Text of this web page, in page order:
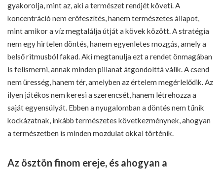
gyakorolja, mint az, aki a természet rendjét követi. A
koncentráció nem erőfeszítés, hanem természetes állapot,
mint amikor a víz megtalálja útját a kövek között. A stratégia
nem egy hirtelen döntés, hanem egyenletes mozgás, amely a
belső ritmusból fakad. Aki megtanulja ezt a rendet önmagában
is felismerni, annak minden pillanat átgondolttá válik. A csend
nem üresség, hanem tér, amelyben az értelem megérlelődik. Az
ilyen játékos nem keresi a szerencsét, hanem létrehozza a
saját egyensúlyát. Ebben a nyugalomban a döntés nem tűnik
kockázatnak, inkább természetes következménynek, ahogyan
a természetben is minden mozdulat okkal történik.
Az ösztön finom ereje, és ahogyan a